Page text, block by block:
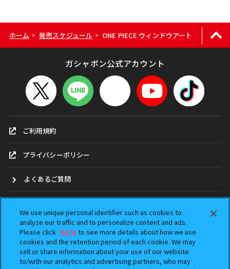
ホーム > 発売スケジュール > ONE PIECE ウィンドウアートコレクショ
ガシャポン公式アカウント
ご利用規約
プライバシーポリシー
よくあるご質問
ガシャポンどこ？
アンケート
We use unique personal identifier such as cookies to
analyze our traffic and to personalize content and ads.
Please click here to see more details about how we use
cookies and the retention period of each cookie. We may
sell or share information about your use of our website
to/with our analytics and advertising partners, who may